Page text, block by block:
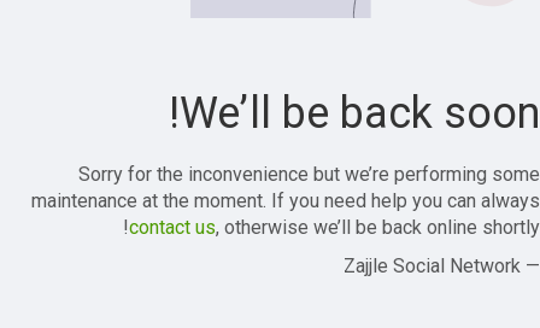
We’ll be back soon!
Sorry for the inconvenience but we’re performing some
maintenance at the moment. If you need help you can always
contact us, otherwise we’ll be back online shortly!
— Zajjle Social Network